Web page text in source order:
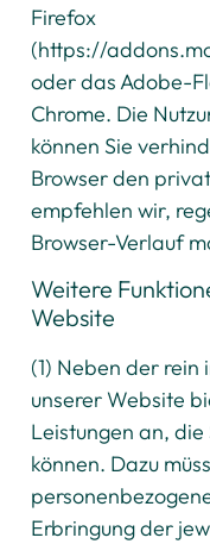
Firefox
(https://
oder das Adobe-
Chrome. Die
können Sie
Browser den
empfehlen wir,
Browser-Verlauf
Weitere
Website
(1) Neben der
unserer Website
Leistungen an, die
können. Dazu
Erbringung der